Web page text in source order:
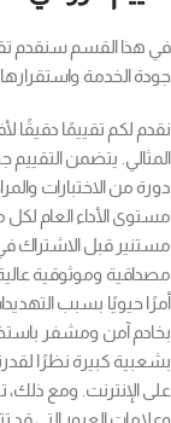
في هذا القسم سنقدم
جودة الخدمة واستقرارها
نقدم لكم تقييمًا دقيقًا
المثالي. يتضمن التقييم
دورة من الاختبارات
مستوى الأداء العام لكل
مستنير قبل الاشتراك
مصداقية وموثوقية
أمرًا حيويًا بسبب
بخادم آمن ومشفر
على الإنترنت. ومع ذلك،